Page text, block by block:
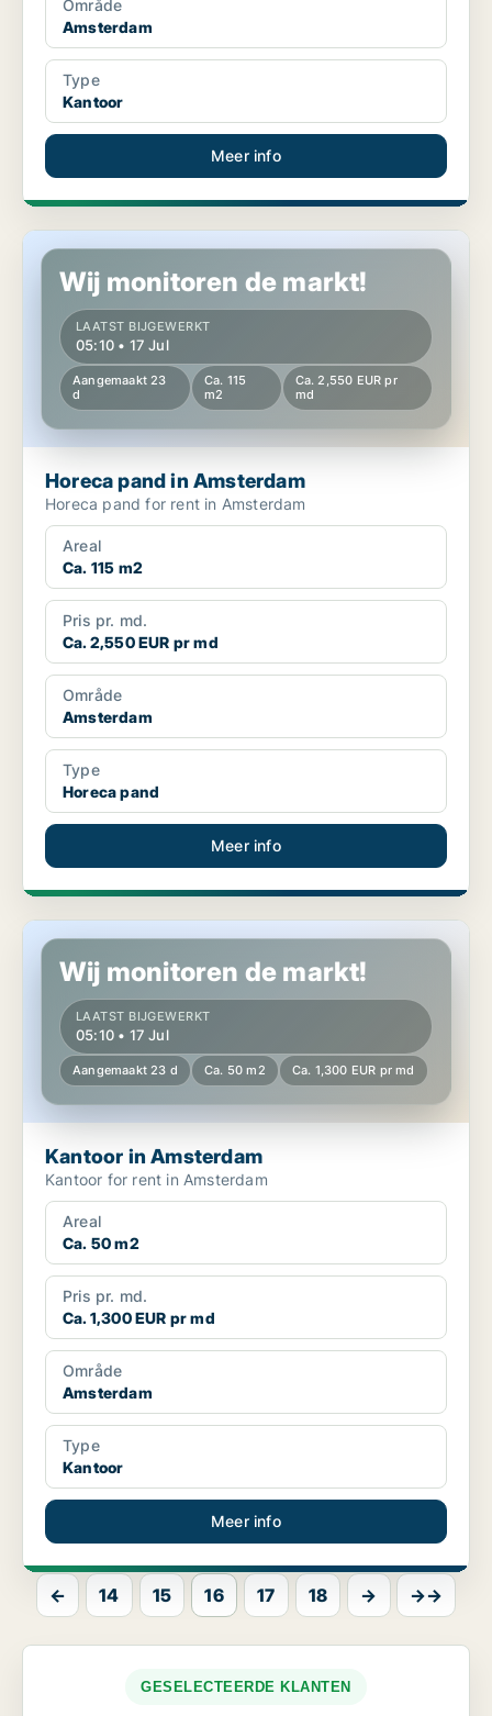
Område
Amsterdam
Type
Kantoor
Meer info
Horeca pand in Amsterdam
Wij monitoren de markt!
LAATST BIJGEWERKT
05:10 • 17 Jul
Aangemaakt 23
d
Ca. 115
m2
Ca. 2,550 EUR pr
md
Horeca pand in Amsterdam
Horeca pand for rent in Amsterdam
Areal
Ca. 115 m2
Pris pr. md.
Ca. 2,550 EUR pr md
Område
Amsterdam
Type
Horeca pand
Meer info
Kantoor in Amsterdam
Wij monitoren de markt!
LAATST BIJGEWERKT
05:10 • 17 Jul
Aangemaakt 23 d Ca. 50 m2 Ca. 1,300 EUR pr md
Kantoor in Amsterdam
Kantoor for rent in Amsterdam
Areal
Ca. 50 m2
Pris pr. md.
Ca. 1,300 EUR pr md
Område
Amsterdam
Type
Kantoor
Meer info
← 14 15 16 17 18 → →→
GESELECTEERDE KLANTEN